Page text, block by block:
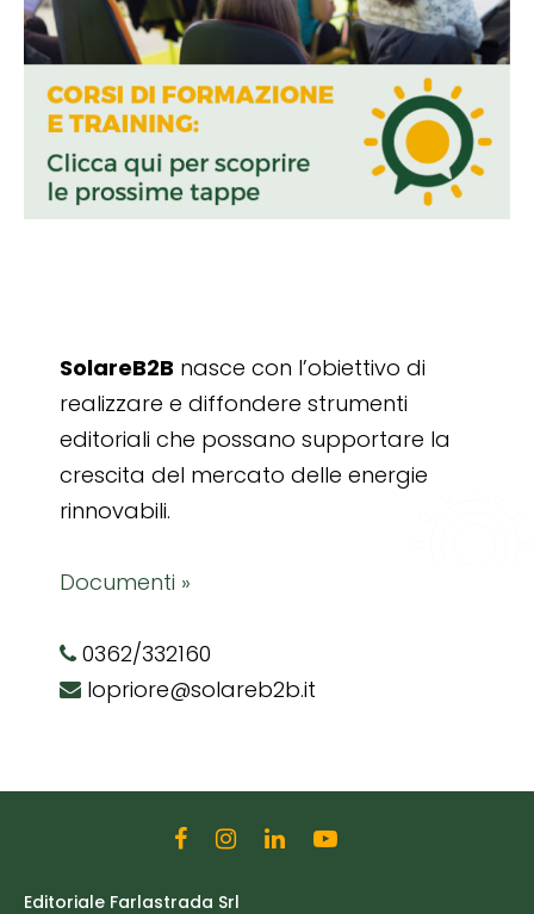
SolareB2B nasce con l’obiettivo di
realizzare e diffondere strumenti
editoriali che possano supportare la
crescita del mercato delle energie
rinnovabili.
Documenti »
0362/332160
lopriore@solareb2b.it
Editoriale Farlastrada Srl